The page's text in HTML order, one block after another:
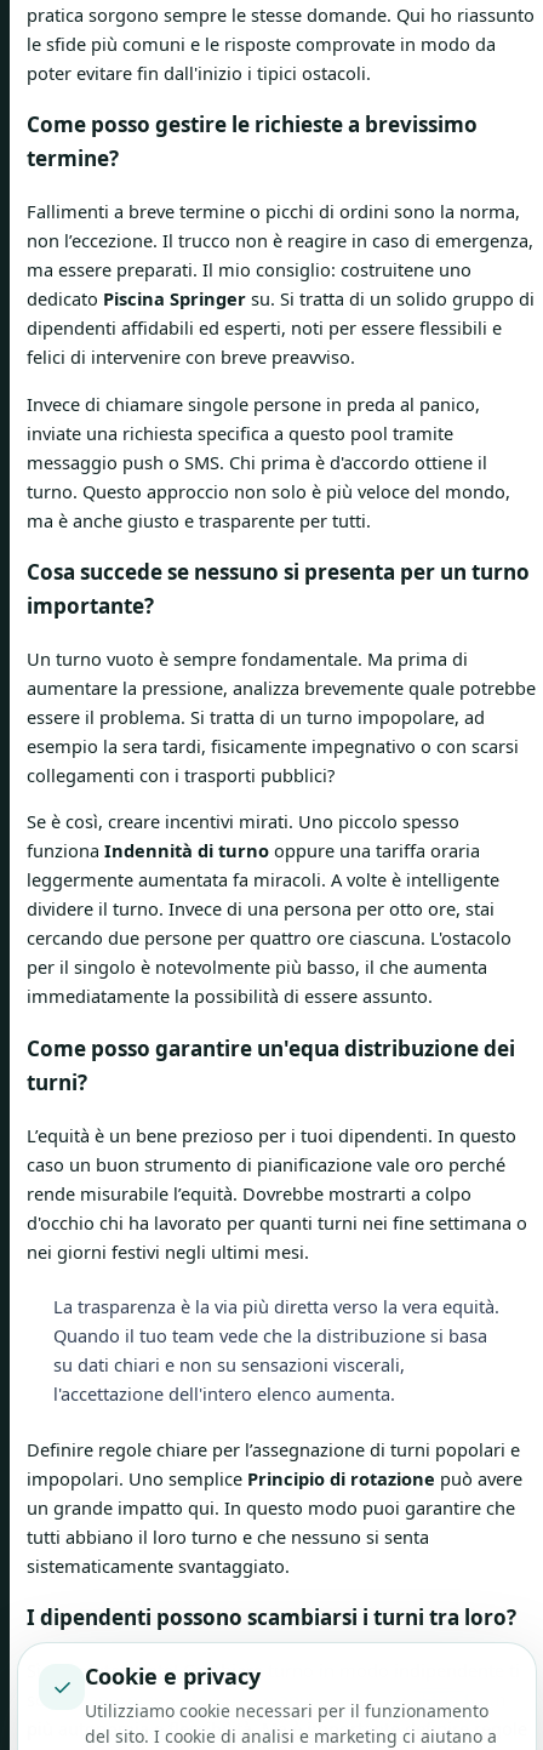
pratica sorgono sempre le stesse domande. Qui ho riassunto
le sfide più comuni e le risposte comprovate in modo da
poter evitare fin dall'inizio i tipici ostacoli.
Come posso gestire le richieste a brevissimo
termine?
Fallimenti a breve termine o picchi di ordini sono la norma,
non l’eccezione. Il trucco non è reagire in caso di emergenza,
ma essere preparati. Il mio consiglio: costruitene uno
dedicato Piscina Springer su. Si tratta di un solido gruppo di
dipendenti affidabili ed esperti, noti per essere flessibili e
felici di intervenire con breve preavviso.
Invece di chiamare singole persone in preda al panico,
inviate una richiesta specifica a questo pool tramite
messaggio push o SMS. Chi prima è d'accordo ottiene il
turno. Questo approccio non solo è più veloce del mondo,
ma è anche giusto e trasparente per tutti.
Cosa succede se nessuno si presenta per un turno
importante?
Un turno vuoto è sempre fondamentale. Ma prima di
aumentare la pressione, analizza brevemente quale potrebbe
essere il problema. Si tratta di un turno impopolare, ad
esempio la sera tardi, fisicamente impegnativo o con scarsi
collegamenti con i trasporti pubblici?
Se è così, creare incentivi mirati. Uno piccolo spesso
funziona Indennità di turno oppure una tariffa oraria
leggermente aumentata fa miracoli. A volte è intelligente
dividere il turno. Invece di una persona per otto ore, stai
cercando due persone per quattro ore ciascuna. L'ostacolo
per il singolo è notevolmente più basso, il che aumenta
immediatamente la possibilità di essere assunto.
Come posso garantire un'equa distribuzione dei
turni?
L’equità è un bene prezioso per i tuoi dipendenti. In questo
caso un buon strumento di pianificazione vale oro perché
rende misurabile l’equità. Dovrebbe mostrarti a colpo
d'occhio chi ha lavorato per quanti turni nei fine settimana o
nei giorni festivi negli ultimi mesi.
La trasparenza è la via più diretta verso la vera equità.
Quando il tuo team vede che la distribuzione si basa
su dati chiari e non su sensazioni viscerali,
l'accettazione dell'intero elenco aumenta.
Definire regole chiare per l’assegnazione di turni popolari e
impopolari. Uno semplice Principio di rotazione può avere
un grande impatto qui. In questo modo puoi garantire che
tutti abbiano il loro turno e che nessuno si senta
sistematicamente svantaggiato.
I dipendenti possono scambiarsi i turni tra loro?
Sì, assolutamente! Cambiare turno in modo indipendente ti
solleva enormemente come pianificatore e dà al tuo team
più autonomia e flessibilità. Ma è importante definire regole
✓ Cookie e privacy
Utilizziamo cookie necessari per il funzionamento
del sito. I cookie di analisi e marketing ci aiutano a